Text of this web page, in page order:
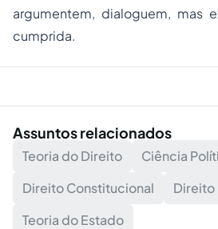
argumentem, dialoguem, mas
cumprida.
Assuntos relacionados
Teoria do Direito
Ciência
Direito Constitucional
Direito
Teoria do Estado